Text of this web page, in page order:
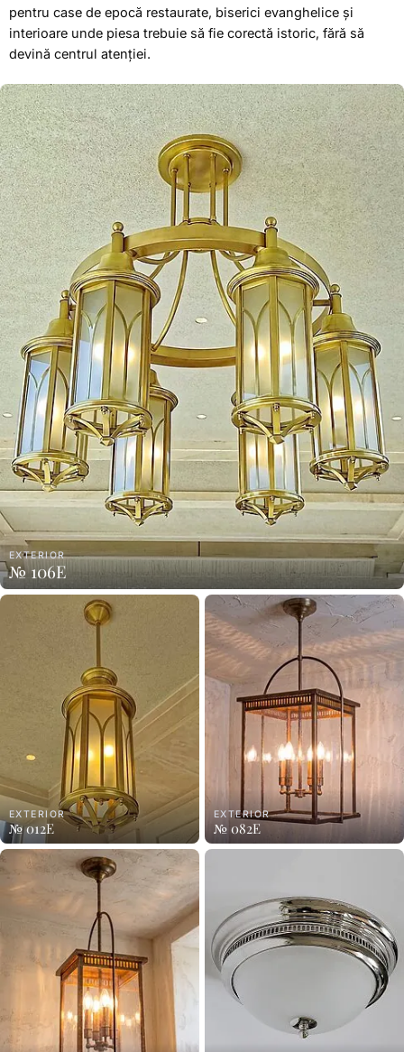
pentru case de epocă restaurate, biserici evanghelice și
interioare unde piesa trebuie să fie corectă istoric, fără să
devină centrul atenției.
EXTERIOR
№ 106E
EXTERIOR
№ 012E
EXTERIOR
№ 082E